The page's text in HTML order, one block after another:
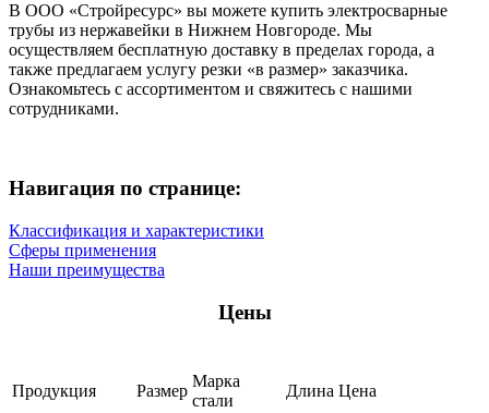
В ООО «Стройресурс» вы можете купить электросварные
трубы из нержавейки в Нижнем Новгороде. Мы
осуществляем бесплатную доставку в пределах города, а
также предлагаем услугу резки «в размер» заказчика.
Ознакомьтесь с ассортиментом и свяжитесь с нашими
сотрудниками.
Навигация по странице:
Классификация и характеристики
Сферы применения
Наши преимущества
Цены
Продукция Размер
Марка
стали
Длина Цена